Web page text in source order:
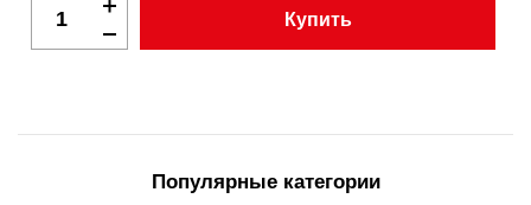
Купить
Популярные категории